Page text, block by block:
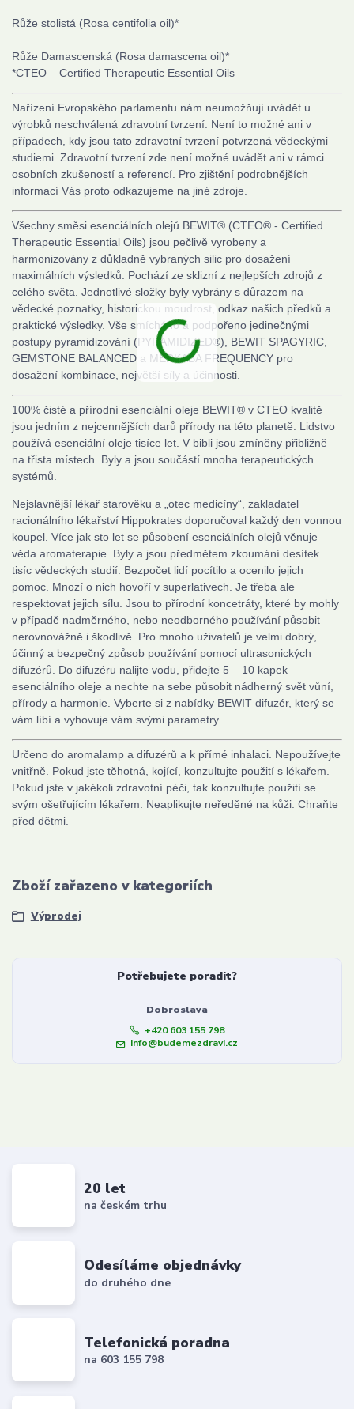
Růže stolistá (Rosa centifolia oil)*
Růže Damascenská (Rosa damascena oil)*
*CTEO – Certified Therapeutic Essential Oils
Nařízení Evropského parlamentu nám neumožňují uvádět u
výrobků neschválená zdravotní tvrzení. Není to možné ani v
případech, kdy jsou tato zdravotní tvrzení potvrzená vědeckými
studiemi. Zdravotní tvrzení zde není možné uvádět ani v rámci
osobních zkušeností a referencí. Pro zjištění podrobnějších
informací Vás proto odkazujeme na jiné zdroje.
Všechny směsi esenciálních olejů BEWIT® (CTEO® - Certified
Therapeutic Essential Oils) jsou pečlivě vyrobeny a
harmonizovány z důkladně vybraných silic pro dosažení
maximálních výsledků. Pochází ze sklizní z nejlepších zdrojů z
celého světa. Jednotlivé složky byly vybrány s důrazem na
vědecké poznatky, historickou moudrost, odkaz našich předků a
praktické výsledky. Vše smícháno a podpořeno jedinečnými
postupy pyramidizování (PYRAMIDIZED®), BEWIT SPAGYRIC,
GEMSTONE BALANCED a MERKABA FREQUENCY pro
dosažení kombinace, největší síly a účinnosti.
100% čisté a přírodní esenciální oleje BEWIT® v CTEO kvalitě
jsou jedním z nejcennějších darů přírody na této planetě. Lidstvo
používá esenciální oleje tisíce let. V bibli jsou zmíněny přibližně
na třista místech. Byly a jsou součástí mnoha terapeutických
systémů.
Nejslavnější lékař starověku a „otec medicíny“, zakladatel
racionálního lékařství Hippokrates doporučoval každý den vonnou
koupel. Více jak sto let se působení esenciálních olejů věnuje
věda aromaterapie. Byly a jsou předmětem zkoumání desítek
tisíc vědeckých studií. Bezpočet lidí pocítilo a ocenilo jejich
pomoc. Mnozí o nich hovoří v superlativech. Je třeba ale
respektovat jejich sílu. Jsou to přírodní koncetráty, které by mohly
v případě nadměrného, nebo neodborného používání působit
nerovnovážně i škodlivě. Pro mnoho uživatelů je velmi dobrý,
účinný a bezpečný způsob používání pomocí ultrasonických
difuzérů. Do difuzéru nalijte vodu, přidejte 5 – 10 kapek
esenciálního oleje a nechte na sebe působit nádherný svět vůní,
přírody a harmonie. Vyberte si z nabídky BEWIT difuzér, který se
vám líbí a vyhovuje vám svými parametry.
Určeno do aromalamp a difuzérů a k přímé inhalaci. Nepoužívejte
vnitřně. Pokud jste těhotná, kojící, konzultujte použití s lékařem.
Pokud jste v jakékoli zdravotní péči, tak konzultujte použití se
svým ošetřujícím lékařem. Neaplikujte neředěné na kůži. Chraňte
před dětmi.
Zboží zařazeno v kategoriích
Výprodej
Potřebujete poradit?
Dobroslava
+420 603 155 798
info@budemezdravi.cz
20 let
na českém trhu
Odesíláme objednávky
do druhého dne
Telefonická poradna
na 603 155 798